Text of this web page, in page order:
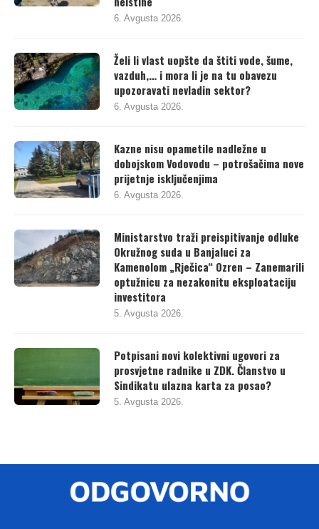
6. Avgusta 2026.
vazduh,… i mora li je na tu obavezu
upozoravati nevladin sektor?
6. Avgusta 2026.
dobojskom Vodovodu – potrošačima nove
prijetnje isključenjima
6. Avgusta 2026.
Okružnog suda u Banjaluci za
Kamenolom „Rječica“ Ozren – Zanemarili
optužnicu za nezakonitu eksploataciju
investitora
5. Avgusta 2026.
prosvjetne radnike u ZDK. Članstvo u
Sindikatu ulazna karta za posao?
5. Avgusta 2026.